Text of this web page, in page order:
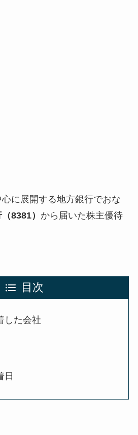
に展開する地方銀行でおな
8381） から届いた株主優待
目次
した会社
日